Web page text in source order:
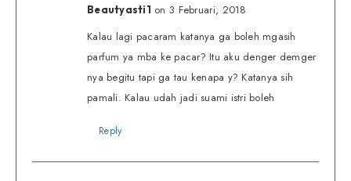
Beautyasti1 on 3 Februari, 2018
Kalau lagi pacaram katanya ga boleh mgasih
parfum ya mba ke pacar? Itu aku denger demger
nya begitu tapi ga tau kenapa y? Katanya sih
pamali. Kalau udah jadi suami istri boleh
Reply